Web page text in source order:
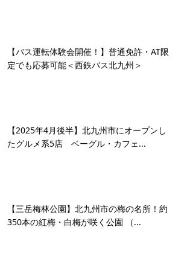
【バス運転体験会開催！】普通免許・AT限
定でも応募可能＜西鉄バス北九州＞
【2025年4月後半】北九州市にオープンし
たグルメ系5店 ベーグル・カフェ...
【三岳梅林公園】北九州市の梅の名所！約
350本の紅梅・白梅が咲く公園 （...